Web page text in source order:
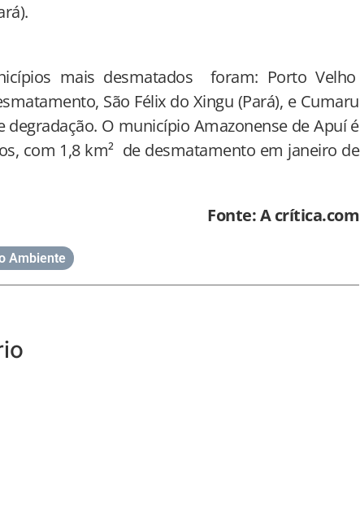
mais desmatados foram: Porto Velho
São Félix do Xingu (Pará), e Cumaru
O município Amazonense de Apuí é
com 1,8 km² de desmatamento em janeiro de
Fonte: A crítica.com
Ambiente